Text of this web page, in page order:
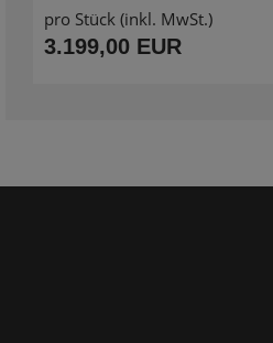
pro Stück (inkl. MwSt.)
3.199,00 EUR